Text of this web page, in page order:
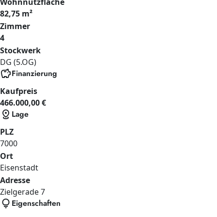
82,75 m²
Zimmer
4
Stockwerk
DG (5.OG)
savingsFinanzierung
Kaufpreis
466.000,00 €
distance Lage
PLZ
7000
Ort
Eisenstadt
Adresse
Zielgerade7
lightbulb Eigenschaften